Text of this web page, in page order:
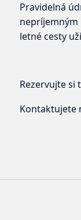
Pravidelná
nepríjemným
letné cesty
Rezervujte si
Kontaktujete